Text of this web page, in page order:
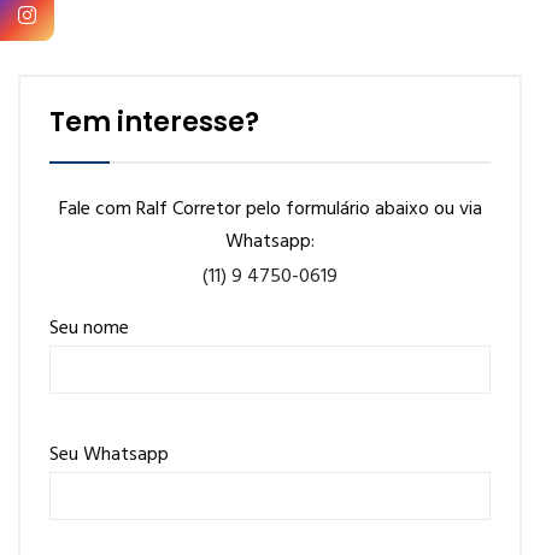
Tem interesse?
Fale com Ralf Corretor pelo formulário abaixo ou via
Whatsapp:
(11) 9 4750-0619
Seu nome
Seu Whatsapp